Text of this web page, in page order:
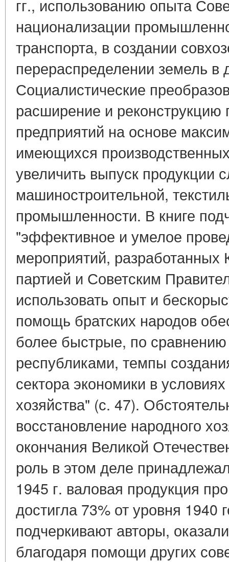
гг., использованию опыта
национализации
транспорта, в создании
перераспределении земель в
Социалистические
расширение и
предприятий на основе
имеющихся
увеличить выпуск продукции
машиностроительной,
промышленности. В книге
"эффективное и умелое
мероприятий, разработанных
партией и Советским
использовать опыт и
помощь братских народов
более быстрые, по
республиками, темпы
сектора экономики в
хозяйства" (с. 47).
восстановление народного
окончания Великой
роль в этом деле
1945 г. валовая продукция
достигла 73% от уровня 1940
подчеркивают авторы,
благодаря помощи других